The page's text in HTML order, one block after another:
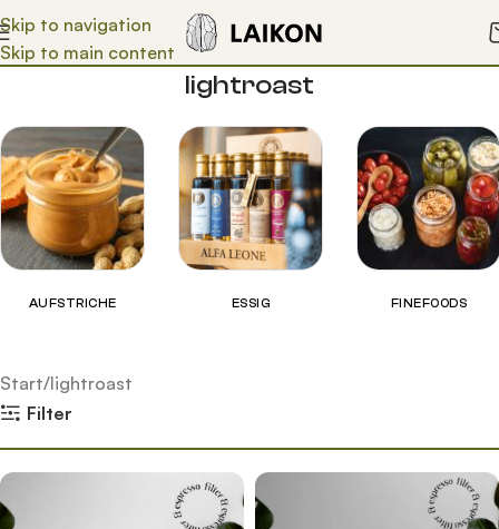
Skip to navigation
Skip to main content
lightroast
AUFSTRICHE ESSIG FINEFOODS
Start lightroast
Filter